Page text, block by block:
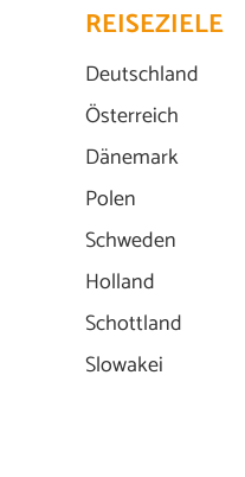
REISEZIELE
Deutschland
Österreich
Dänemark
Polen
Schweden
Holland
Schottland
Slowakei